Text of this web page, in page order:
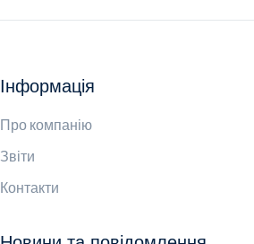
Інформація
Про компанію
Звіти
Контакти